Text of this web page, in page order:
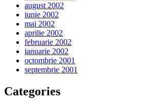
august 2002
iunie 2002
mai 2002
aprilie 2002
februarie 2002
ianuarie 2002
octombrie 2001
septembrie 2001
Categories